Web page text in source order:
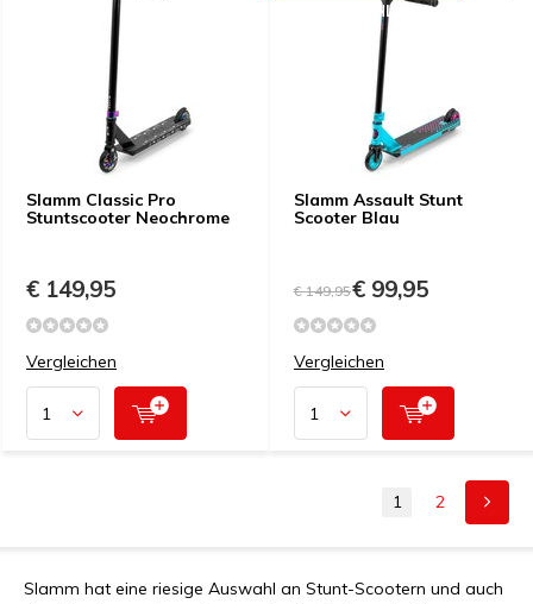
Slamm Classic Pro
Stuntscooter Neochrome
€ 149,95
Vergleichen
Slamm Assault Stunt
Scooter Blau
PREISEMPFEHLUNG
€ 149,95€ 99,95
Vergleichen
1 2
Slamm hat eine riesige Auswahl an Stunt-Scootern und auch